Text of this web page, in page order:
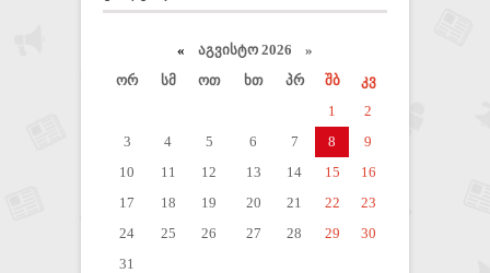
« აგვისტო 2026 »
ორ
სმ ოთ ხთ პრ შბ
კვ
1
2
3
4 5 6 7 8
9
10
11 12 13 14 15
16
17
18 19 20 21 22
23
24
25 26 27 28 29
30
31